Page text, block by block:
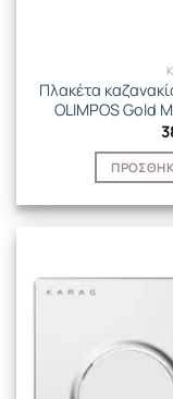
Πλακέτα
OLIMPOS Gold